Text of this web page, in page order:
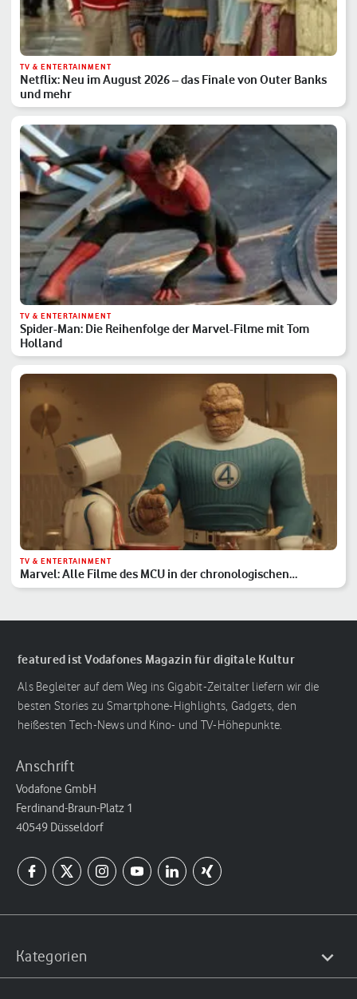
TV & ENTERTAINMENT
Netflix: Neu im August 2026 – das Finale von Outer Banks
und mehr
TV & ENTERTAINMENT
Spider-Man: Die Reihenfolge der Marvel-Filme mit Tom
Holland
TV & ENTERTAINMENT
Marvel: Alle Filme des MCU in der chronologischen
Reihenfolge
featured ist Vodafones Magazin für digitale Kultur
Als Begleiter auf dem Weg ins Gigabit-Zeitalter liefern wir die
besten Stories zu Smartphone-Highlights, Gadgets, den
heißesten Tech-News und Kino- und TV-Höhepunkte.
Anschrift
Vodafone GmbH
Ferdinand-Braun-Platz 1
40549 Düsseldorf
Kategorien